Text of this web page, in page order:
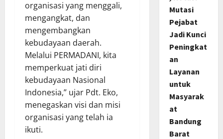
organisasi yang menggali,
mengangkat, dan
mengembangkan
kebudayaan daerah.
Melalui PERMADANI, kita
memperkuat jati diri
kebudayaan Nasional
Indonesia,” ujar Pdt. Eko,
menegaskan visi dan misi
organisasi yang telah ia
ikuti.
Mutasi
Pejabat
Jadi Kunci
Peningkat
an
Layanan
untuk
Masyarak
at
Bandung
Barat